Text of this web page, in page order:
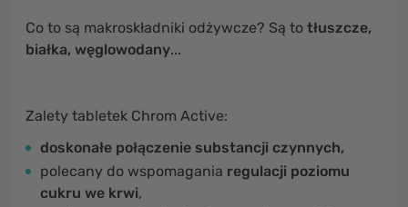
Co to są makroskładniki odżywcze? Są to tłuszcze,
białka, węglowodany...
Zalety tabletek Chrom Active:
doskonałe połączenie substancji czynnych,
polecany do wspomagania regulacji poziomu
cukru we krwi,